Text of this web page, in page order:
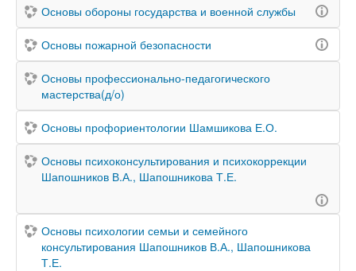
Основы обороны государства и военной службы
Основы пожарной безопасности
Основы профессионально-педагогического
мастерства(д/о)
Основы профориентологии Шамшикова Е.О.
Основы психоконсультирования и психокоррекции
Шапошников В.А., Шапошникова Т.Е.
Основы психологии семьи и семейного
консультирования Шапошников В.А., Шапошникова
Т.Е.